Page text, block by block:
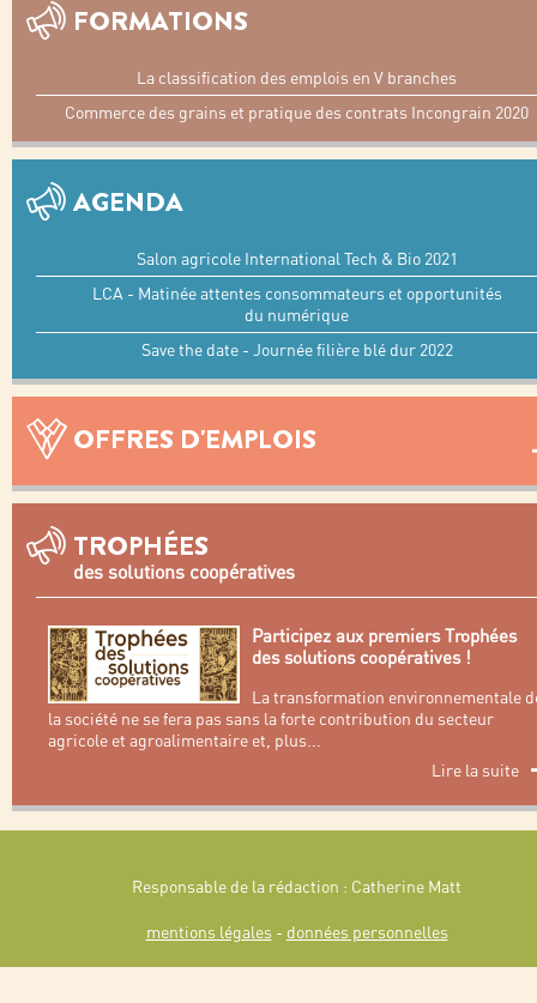
FORMATIONS
La classification des emplois en V branches
Commerce des grains et pratique des contrats Incongrain 2020
AGENDA
Salon agricole International Tech & Bio 2021
LCA - Matinée attentes consommateurs et opportunités
du numérique
Save the date - Journée filière blé dur 2022
OFFRES D'EMPLOIS
TROPHÉES
des solutions coopératives
Participez aux premiers Trophées
des solutions coopératives !
La transformation environnementale
la société ne se fera pas sans la forte contribution du secteur
agricole et agroalimentaire et, plus...
Lire la suite
Responsable de la rédaction : Catherine Matt
mentions légales - données personnelles